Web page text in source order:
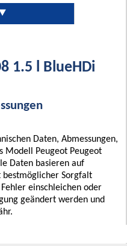
1.5 l BlueHDi
Daten, Abmessungen,
Modell Peugeot Peugeot
Daten basieren auf
Sorgfalt
einschleichen oder
geändert werden und